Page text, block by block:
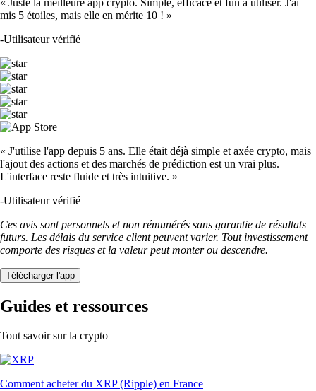
mis 5 étoiles, mais elle en mérite 10 ! »
-Utilisateur vérifié
« J'utilise l'app depuis 5 ans. Elle était déjà simple et axée crypto, mais
l'ajout des actions et des marchés de prédiction est un vrai plus.
L'interface reste fluide et très intuitive. »
-Utilisateur vérifié
Ces avis sont personnels et non rémunérés sans garantie de résultats
futurs. Les délais du service client peuvent varier. Tout investissement
comporte des risques et la valeur peut monter ou descendre.
Télécharger l'app
Guides et ressources
Tout savoir sur la crypto
Comment acheter du XRP (Ripple) en France